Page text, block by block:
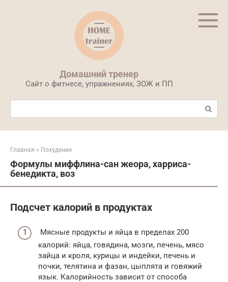
Домашний тренер
Сайт о фитнесе, упражнениях, ЗОЖ и ПП
Поиск:
Главная » Похудение
Формулы миффлина-сан жеора, харриса-
бенедикта, воз
Подсчет калорий в продуктах
Мясные продукты и яйца в пределах 200
калорий: яйца, говядина, мозги, печень, мясо
зайца и кроля, курицы и индейки, печень и
почки, телятина и фазан, цыплята и говяжий
язык. Калорийность зависит от способа